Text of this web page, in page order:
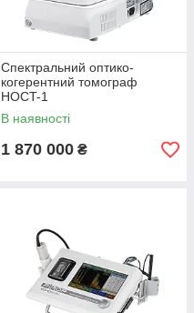
Спектральний оптико-
когерентний томограф
HOCT-1
В наявності
1 870 000 ₴